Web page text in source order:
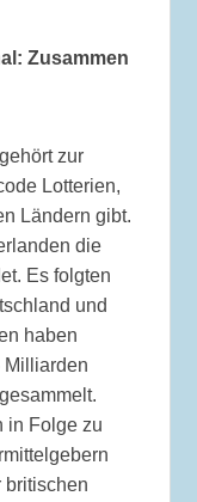
Zusammen
zur
Lotterien,
Ländern gibt.
die
Es folgten
und
haben
Milliarden
in Folge zu
britischen